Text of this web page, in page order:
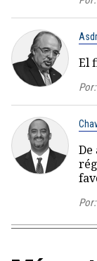
El
Por:
De
Por: